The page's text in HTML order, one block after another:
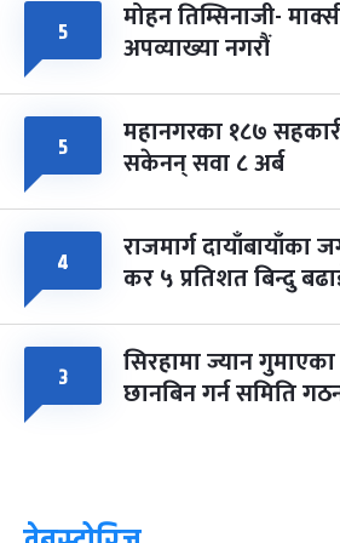
५ मोहन तिम्सिनाजी-
अपव्याख्या नगरौं
५ महानगरका १८७
सकेनन् सवा ८ अर्ब
४ राजमार्ग दायाँबायाँका
कर ५ प्रतिशत बिन्दु
३ सिरहामा ज्यान
छानबिन गर्न समिति